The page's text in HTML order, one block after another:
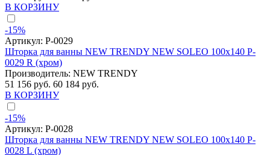
В КОРЗИНУ
-15%
Артикул: P-0029
Шторка для ванны NEW TRENDY NEW SOLEO 100x140 P-
0029 R (хром)
Производитель: NEW TRENDY
51 156 руб. 60 184 руб.
В КОРЗИНУ
-15%
Артикул: P-0028
Шторка для ванны NEW TRENDY NEW SOLEO 100x140 P-
0028 L (хром)